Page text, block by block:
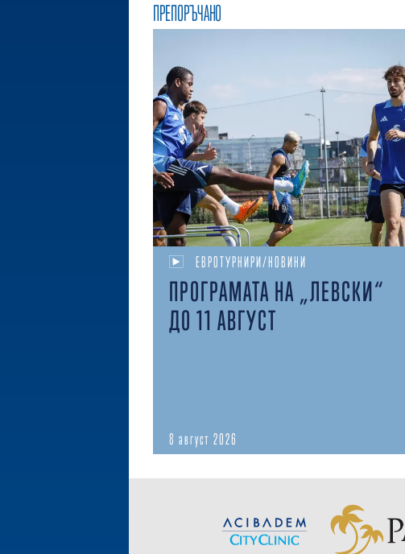
ПРЕПОРЪЧАНО
ЕВРОТУРНИРИ/НОВИНИ
ПРОГРАМАТА НА „ЛЕВСКИ“
ДО 11 АВГУСТ
8 август 2026